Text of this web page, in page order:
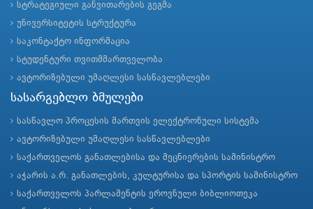
სტრატეგიული განვითარების გეგმა
უნივერსიტეტის სტრუქტურა
საკონტაქტო ინფორმაცია
სტუდენტური თვითმმართველობა
ავტორიზებული უმაღლესი სასწავლებლები
სასარგებლო ბმულები
სასწავლო პროცესის მართვის ელექტრონული სისტემა
ავტორიზებული უმაღლესი სასწავლებლები
საქართველოს განათლებისა და მეცნიერების სამინისტრო
აჭარის ა.რ. განათლების, კულტურისა და სპორტის სამინისტრო
საქართველოს პარლამენტის ეროვნული ბიბლიოთეკა